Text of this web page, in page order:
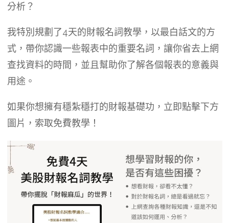
分析？
我特別規劃了4天的財報名詞教學，以最白話文的方
式，帶你認識一些報表中的重要名詞，讓你省去上網
查找資料的時間，並且幫助你了解各個報表的意義與
用途。
如果你想擁有穩紮穩打的財報基礎功，立即點擊下方
圖片，索取免費教學！